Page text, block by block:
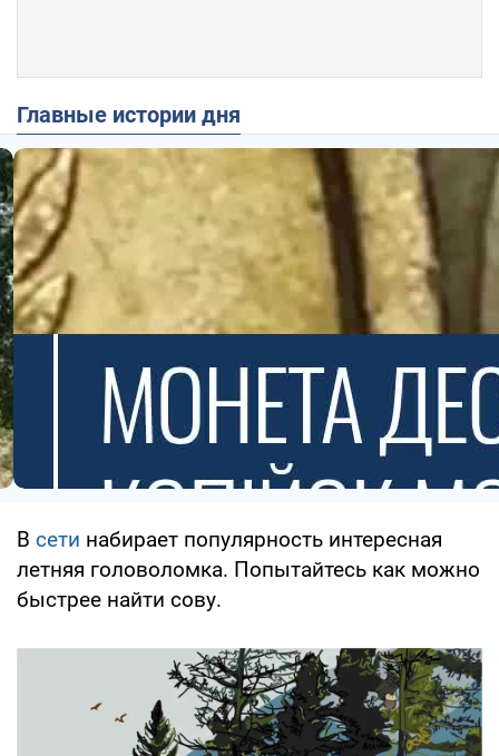
Главные истории дня
В сети набирает популярность интересная
летняя головоломка. Попытайтесь как можно
быстрее найти сову.